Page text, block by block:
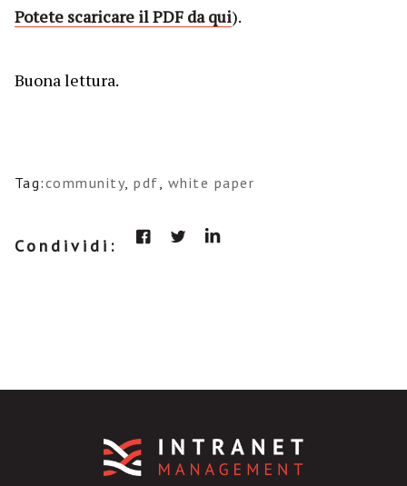
Potete scaricare il PDF da qui).
Buona lettura.
Tag:community,pdf, white paper
Condividi: